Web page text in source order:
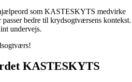
som KASTESKYTS medvirke
bedre til krydsogtværsens kontekst.
undervejs.
KASTESKYTS